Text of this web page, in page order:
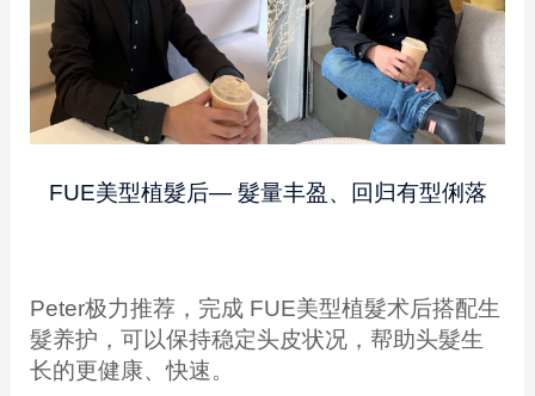
FUE美型植髮后— 髮量丰盈、回归有型俐落
Peter极力推荐，完成 FUE美型植髮术后搭配生
髮养护，可以保持稳定头皮状况，帮助头髮生
长的更健康、快速。